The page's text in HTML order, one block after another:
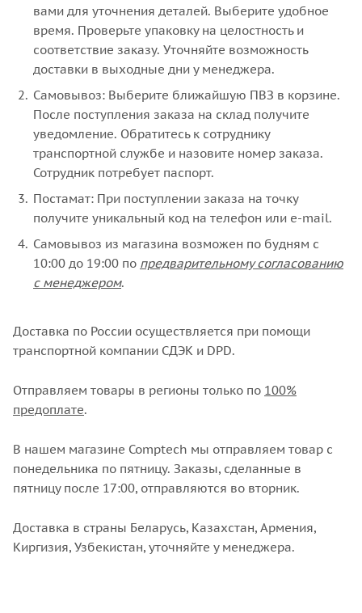
вами для уточнения деталей. Выберите удобное
время. Проверьте упаковку на целостность и
соответствие заказу. Уточняйте возможность
доставки в выходные дни у менеджера.
Самовывоз: Выберите ближайшую ПВЗ в корзине.
После поступления заказа на склад получите
уведомление. Обратитесь к сотруднику
транспортной службе и назовите номер заказа.
Сотрудник потребует паспорт.
Постамат: При поступлении заказа на точку
получите уникальный код на телефон или e-mail.
Самовывоз из магазина возможен по будням с
10:00 до 19:00 по предварительному согласованию
с менеджером.
Доставка по России осуществляется при помощи
транспортной компании СДЭК и DPD.
Отправляем товары в регионы только по 100%
предоплате.
В нашем магазине Comptech мы отправляем товар с
понедельника по пятницу. Заказы, сделанные в
пятницу после 17:00, отправляются во вторник.
Доставка в страны Беларусь, Казахстан, Армения,
Киргизия, Узбекистан, уточняйте у менеджера.